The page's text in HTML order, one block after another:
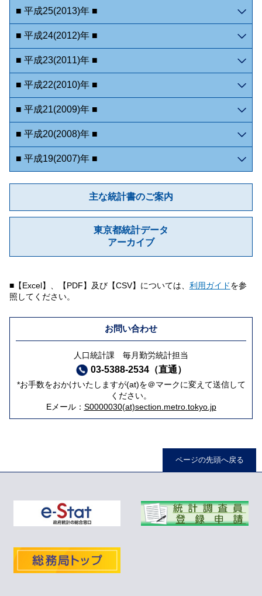
■ 平成25(2013)年 ■
■ 平成24(2012)年 ■
■ 平成23(2011)年 ■
■ 平成22(2010)年 ■
■ 平成21(2009)年 ■
■ 平成20(2008)年 ■
■ 平成19(2007)年 ■
主な統計書のご案内
東京都統計データ
アーカイブ
■【Excel】、【PDF】及び【CSV】については、 利用ガイドを参
照してください。
お問い合わせ
人口統計課 毎月勤労統計担当
03-5388-2534（直通）
*お手数をおかけいたしますが(at)を＠マークに変えて送信して
ください。
Eメール： S0000030(at)section.metro.tokyo.jp
ページの先頭へ戻る